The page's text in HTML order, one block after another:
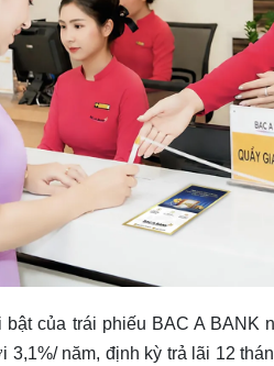
bật của trái phiếu BAC A
3,1%/ năm, định kỳ trả lãi 12